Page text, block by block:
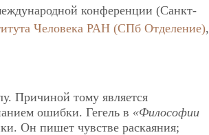
конференции (Санкт-
Человека РАН (СПб Отделение),
Причиной тому является
ошибки. Гегель в «Философии
Он пишет чувстве раскаяния;